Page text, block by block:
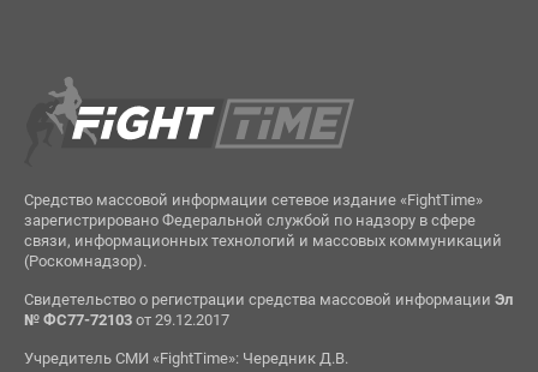
Средство массовой информации сетевое издание «FightTime»
зарегистрировано Федеральной службой по надзору в сфере
связи, информационных технологий и массовых коммуникаций
(Роскомнадзор).
Свидетельство о регистрации средства массовой информации Эл
№ ФС77-72103от 29.12.2017
Учредитель СМИ «FightTime»: Чередник Д.В.